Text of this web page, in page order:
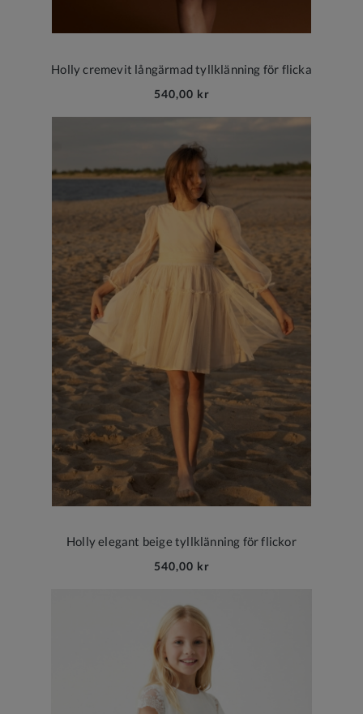
Holly cremevit långärmad tyllklänning för flicka
540,00 kr
Holly elegant beige tyllklänning för flickor
540,00 kr